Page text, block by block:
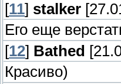
[11] stalker
Его еще
[12] Bathed
Красиво)